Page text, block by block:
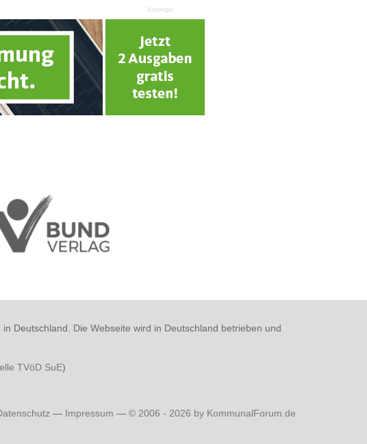
Anzeige
Deutschland. Die Webseite wird in Deutschland betrieben und
TVöD SuE)
— Impressum — © 2006 - 2026 by KommunalForum.de